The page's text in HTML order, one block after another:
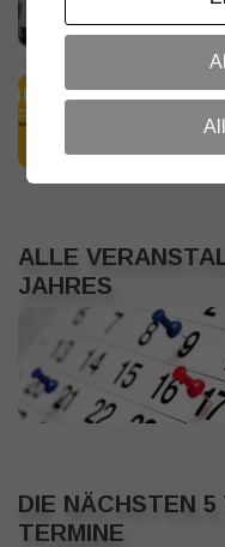
ALLE
JAHRES
DIE NÄCHSTEN
TERMINE